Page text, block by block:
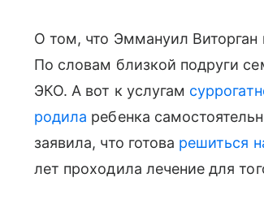
О том, что Эммануил Виторган
По словам близкой подруги
ЭКО. А вот к услугам
родила ребенка
заявила, что готова решиться
лет проходила лечение для